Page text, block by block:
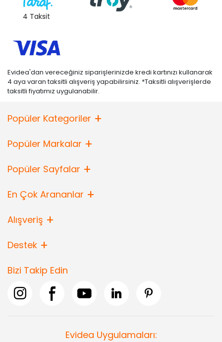
4 Taksit
Evidea'dan vereceğiniz siparişlerinizde kredi kartınızı kullanarak
4 aya varan taksitli alışveriş yapabilirsiniz. *Taksitli alışverişlerde
taksitli fiyatımız uygulanabilir.
Popüler Kategoriler
Popüler Markalar
Popüler Sayfalar
En Çok Arananlar
Alışveriş
Destek
Bizi Takip Edin
Evidea Uygulamaları: